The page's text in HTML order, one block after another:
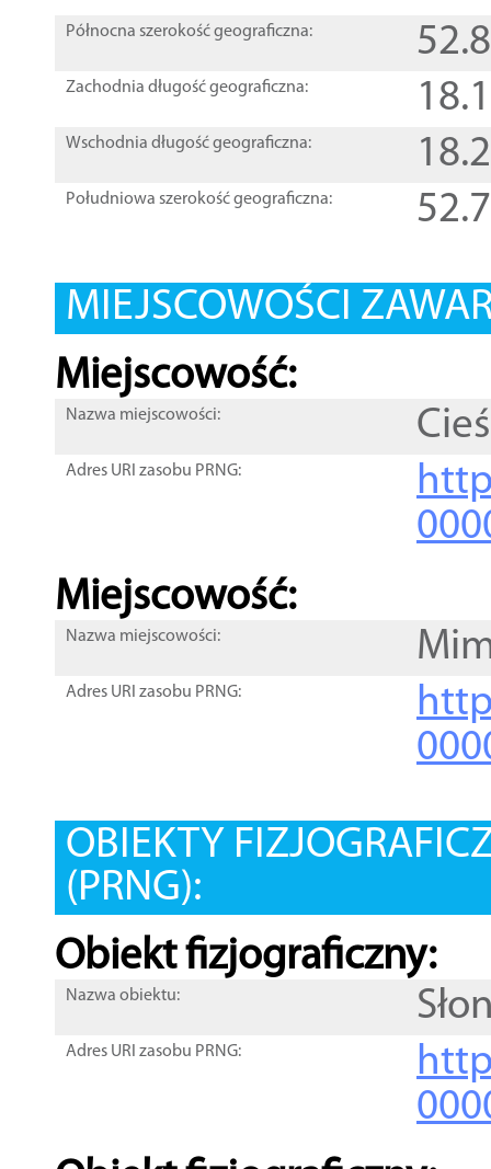
Północna szerokość geograficzna:
Zachodnia długość geograficzna:
Wschodnia długość geograficzna:
Południowa szerokość geograficzna:
MIEJSCOWOŚCI
Miejscowość:
Nazwa miejscowości:
Adres URI zasobu PRNG:
Miejscowość:
Nazwa miejscowości:
Adres URI zasobu PRNG:
OBIEKTY
(PRNG):
Obiekt fizjograficzny:
Nazwa obiektu:
Adres URI zasobu PRNG: